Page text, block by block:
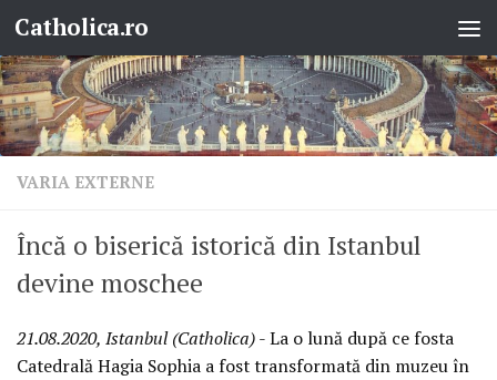
Skip to content
Catholica.ro
VARIA EXTERNE
Încă o biserică istorică din Istanbul
devine moschee
21.08.2020, Istanbul (Catholica)- La o lună după ce fosta
Catedrală Hagia Sophia a fost transformată din muzeu în